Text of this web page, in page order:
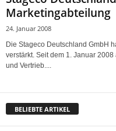
Marketingabteilung
24. Januar 2008
Die Stageco Deutschland GmbH
verstärkt. Seit dem 1. Januar
und Vertrieb....
BELIEBTE ARTIKEL